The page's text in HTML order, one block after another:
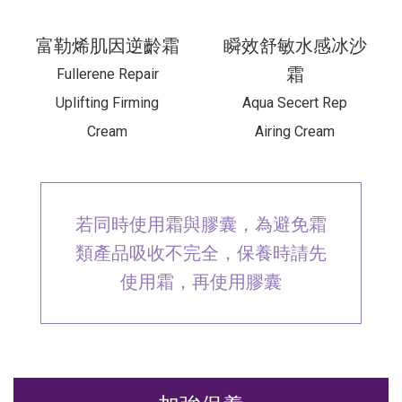
富勒烯肌因逆齡霜
Fullerene Repair
Uplifting Firming
Cream
瞬效舒敏水感冰沙
霜
Aqua Secert Rep
Airing Cream
若同時使用霜與膠囊，為避免霜
類產品吸收不完全，保養時請先
使用霜，再使用膠囊